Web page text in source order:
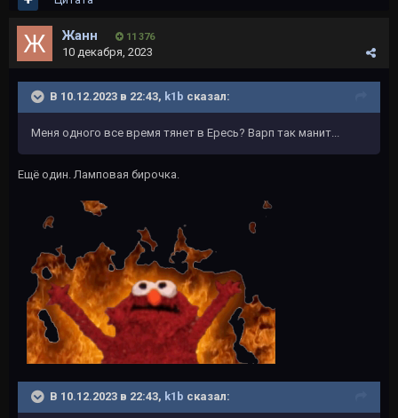
Жанн 11 376
10 декабря, 2023
В 10.12.2023 в 22:43, k1b сказал:
Меня одного все время тянет в Ересь? Варп так манит...
Ещё один. Ламповая бирочка.
В 10.12.2023 в 22:43, k1b сказал: